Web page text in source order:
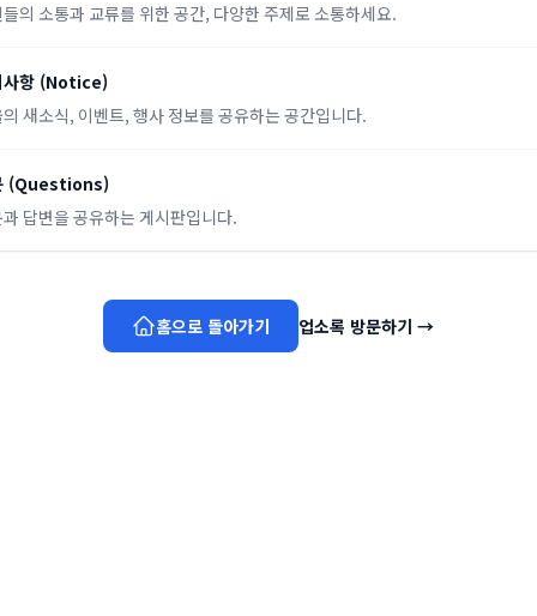
의 소통과 교류를 위한 공간, 다양한 주제로 소통하세요.
항 (Notice)
의 새소식, 이벤트, 행사 정보를 공유하는 공간입니다.
(Questions)
답변을 공유하는 게시판입니다.
홈으로 돌아가기 업소록 방문하기 →